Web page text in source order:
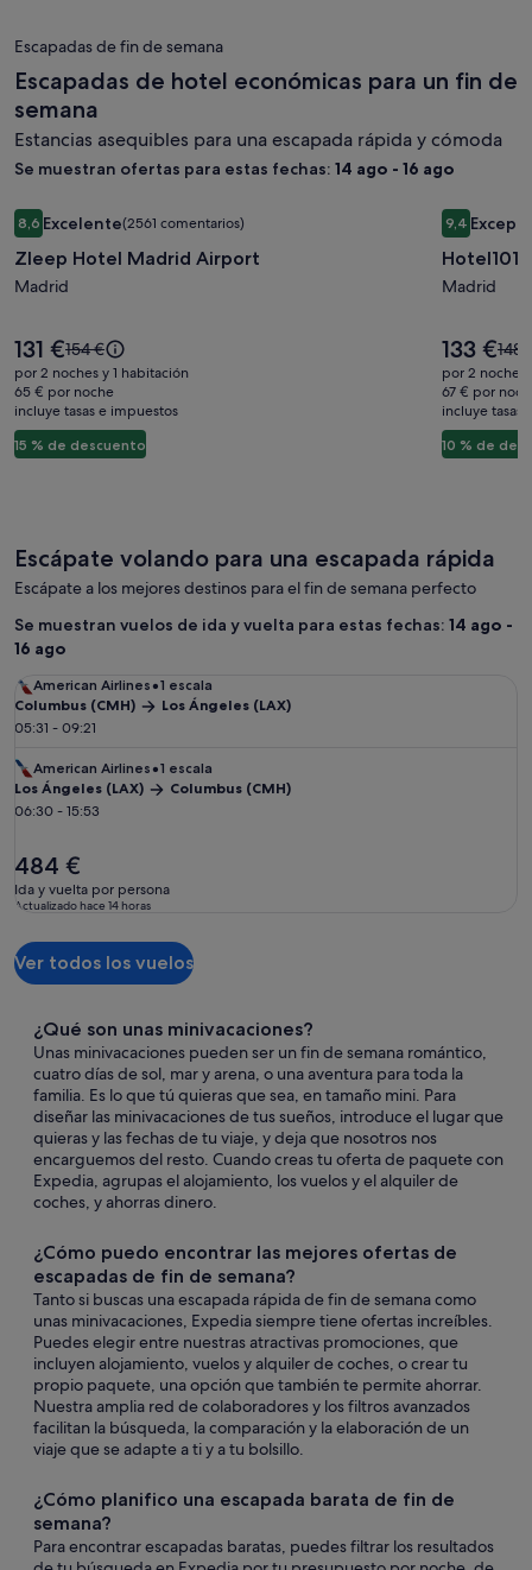
tarifa
Escapadas de fin de semana
Escapadas de hotel económicas para un fin de
semana
Estancias asequibles para una escapada rápida y cómoda
Se muestran ofertas para estas fechas: 14 ago - 16 ago
Galería
de
imágenes
de
Hotel
Madrid
Airport
8,68,6 sobre 10, Excelente, (2561 comentarios)
Excelente(2561 comentarios)
Zleep Hotel Madrid Airport
Madrid
15 % de descuento
El
precio
es
de
131 €
131 €El
precio
era
de
154 €,
consulta
tarifa
estándar.
154 €
por 2 noches y 1 habitación
65 € por noche
incluye tasas e impuestos
Zleep Hotel Madrid Airport
Galería
de
de
Madrid
9,49,4 sobre
Madrid
10 % de
El
precio
es
de
133 €
133 €El
era
de
148
148
por 2 noches
67 € por
incluye tasas
Hotel101-
Escápate volando para una escapada rápida
Escápate a los mejores destinos para el fin de semana perfecto
Se muestran vuelos de ida y vuelta para estas fechas: 14 ago -
16 ago
Los
American Airlines •1 escala
Columbus (CMH)
Los Ángeles (LAX)
05:31 - 09:21
American Airlines •1 escala
Los Ángeles (LAX)
Columbus (CMH)
06:30 - 15:53
el
precio
es
484 €
484 €
Ida y vuelta por persona
Actualizado hace 14 horas
Vuelo de ida y vuelta de Columbus (CMH) a Los Ángeles
Ver todos los vuelos
¿Qué son unas minivacaciones?
Unas minivacaciones pueden ser un fin de semana romántico,
cuatro días de sol, mar y arena, o una aventura para toda la
familia. Es lo que tú quieras que sea, en tamaño mini. Para
diseñar las minivacaciones de tus sueños, introduce el lugar que
quieras y las fechas de tu viaje, y deja que nosotros nos
encarguemos del resto. Cuando creas tu oferta de paquete con
Expedia, agrupas el alojamiento, los vuelos y el alquiler de
coches, y ahorras dinero.
¿Cómo puedo encontrar las mejores ofertas de
escapadas de fin de semana?
Tanto si buscas una escapada rápida de fin de semana como
unas minivacaciones, Expedia siempre tiene ofertas increíbles.
Puedes elegir entre nuestras atractivas promociones, que
incluyen alojamiento, vuelos y alquiler de coches, o crear tu
propio paquete, una opción que también te permite ahorrar.
Nuestra amplia red de colaboradores y los filtros avanzados
facilitan la búsqueda, la comparación y la elaboración de un
viaje que se adapte a ti y a tu bolsillo.
¿Cómo planifico una escapada barata de fin de
semana?
Para encontrar escapadas baratas, puedes filtrar los resultados